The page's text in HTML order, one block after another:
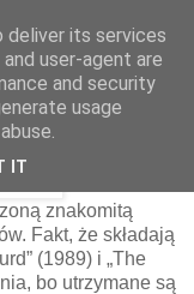
[1990]
znakomitą
Fakt, że składają
(1989) i „The
bo utrzymane są
deliver its services
user-agent are
and security
usage
IT